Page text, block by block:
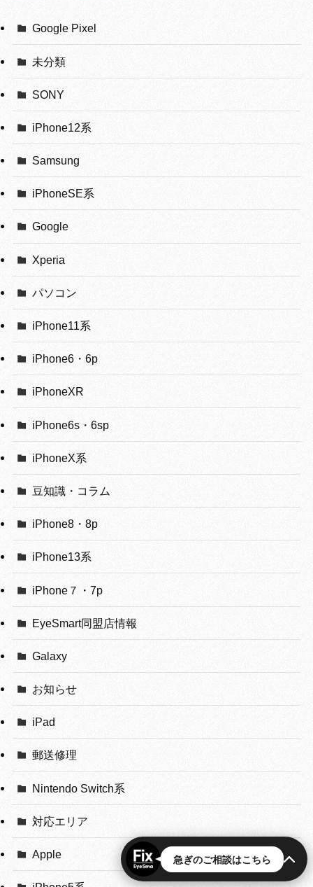
Google Pixel
未分類
SONY
iPhone12系
Samsung
iPhoneSE系
Google
Xperia
パソコン
iPhone11系
iPhone6・6p
iPhoneXR
iPhone6s・6sp
iPhoneX系
豆知識・コラム
iPhone8・8p
iPhone13系
iPhone７・7p
EyeSmart同盟店情報
Galaxy
お知らせ
iPad
郵送修理
Nintendo Switch系
対応エリア
Apple 急ぎのご相談はこちら